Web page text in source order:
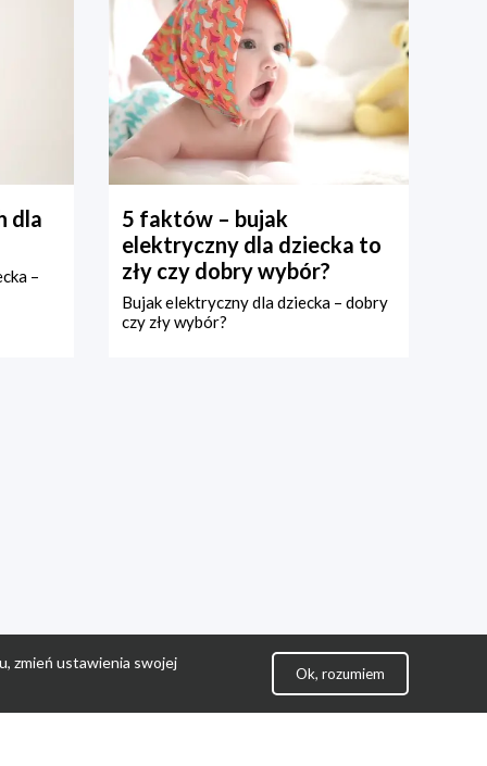
dla
–
5 faktów – bujak
elektryczny dla dziecka to
zły czy dobry wybór?
Bujak elektryczny dla dziecka – dobry
czy zły wybór?
zmień ustawienia swojej
Ok, rozumiem